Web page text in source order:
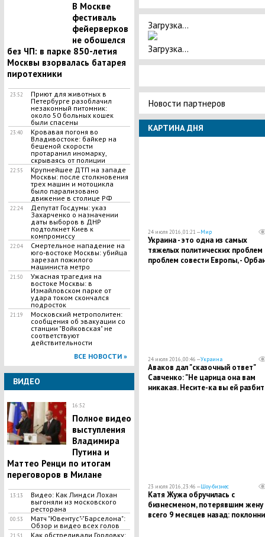
В Москве
фестиваль
фейерверков
не обошелся
без ЧП: в парке 850-летия
Москвы взорвалась батарея
пиротехники
23:52
​Приют для животных в
Петербурге разоблачил
незаконный питомник:
около 50 больных кошек
были спасены
23:40
Кровавая погоня во
Владивостоке: байкер на
бешеной скорости
протаранил иномарку,
скрываясь от полиции
22:55
​Крупнейшее ДТП на западе
Москвы: после столкновения
трех машин и мотоцикла
было парализовано
движение в столице РФ
22:24
Депутат Госдумы: указ
Захарченко о назначении
даты выборов в ДНР
подтолкнет Киев к
компромиссу
22:04
​Смертельное нападение на
юго-востоке Москвы: убийца
зарезал пожилого
машиниста метро
21:50
Ужасная трагедия на
востоке Москвы: в
Измайловском парке от
удара током скончался
подросток
21:19
Московский метрополитен:
сообщения об эвакуации со
станции "Войковская" не
соответствуют
действительности
ВСЕ НОВОСТИ »
ВИДЕО
16:52
Полное видео
выступления
Владимира
Путина и
Маттео Ренци по итогам
переговоров в Милане
13:13
Видео: Как Линдси Лохан
выгоняли из московского
ресторана
00:53
Матч "Ювентус"-"Барселона":
Обзор и видео всех голов
21:51
Как обстреливали Горловку:
Загрузка...
Загрузка...
Новости партнеров
КАРТИНА ДНЯ
24 июля 2016, 01:21 —Мир
​Украина - это одна из самых
тяжелых политических проблем
проблем совести Европы, -
24 июля 2016, 00:46 —Украина
​Аваков дал "сказочный ответ"
Савченко: "Не царица она вам
никакая. Несите-ка вы ей
23 июля 2016, 23:46 —Шоу-бизнес
Катя Жужа обручилась с
бизнесменом, потерявшим жену
всего 9 месяцев назад: